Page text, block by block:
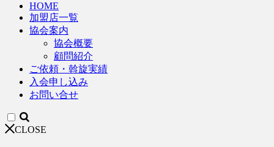
HOME
加盟店一覧
協会案内
協会概要
顧問紹介
ご依頼・斡旋実績
入会申し込み
お問い合せ
CLOSE